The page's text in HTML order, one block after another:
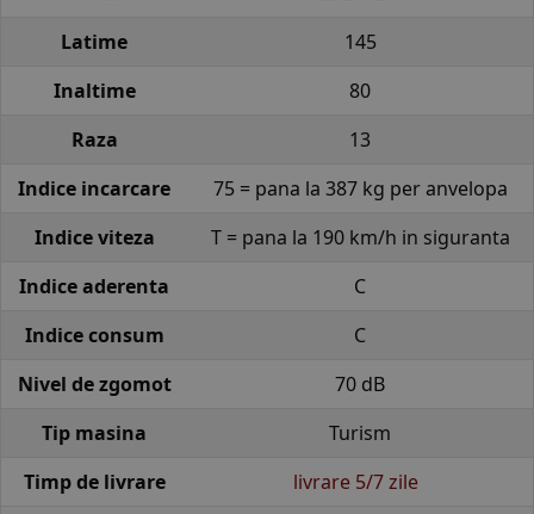
Latime
145
Inaltime
80
Raza
13
Indice incarcare
75 = pana la 387 kg per anvelopa
Indice viteza
T = pana la 190 km/h in siguranta
Indice aderenta
C
Indice consum
C
Nivel de zgomot
70 dB
Tip masina
Turism
Timp de livrare
livrare 5/7 zile